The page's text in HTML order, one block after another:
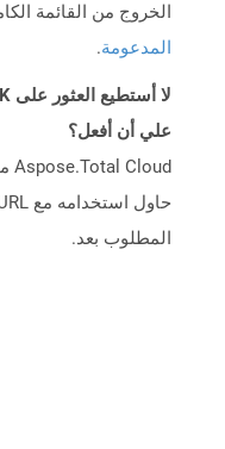
الخروج من القائمة
المدعومة.
علي أن أفعل؟
المطلوب بعد.